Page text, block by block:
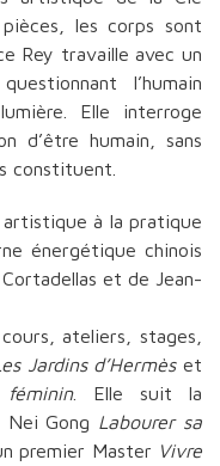
les corps sont
Rey travaille avec un
l’humain
Elle interroge
d’être humain, sans
constituent.
artistique à la pratique
énergétique chinois
et de Jean-
ateliers, stages,
Jardins d’Hermèset
. Elle suit la
Gong Labourer sa
premier Master Vivre